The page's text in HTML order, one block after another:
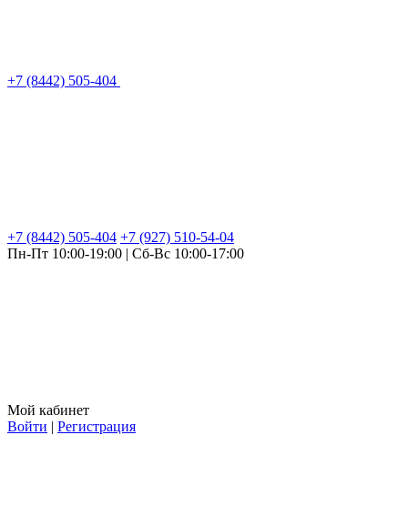
+7 (8442) 505-404
+7 (8442) 505-404 +7 (927) 510-54-04
Пн-Пт 10:00-19:00 | Сб-Вс 10:00-17:00
Мой кабинет
Войти | Регистрация